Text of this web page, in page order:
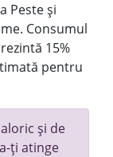
Peste și
Consumul
15%
pentru
și de
ți atinge